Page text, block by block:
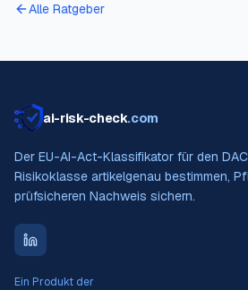
Alle Ratgeber
ai-risk-check.com
Der EU-AI-Act-Klassifikator für den
Risikoklasse artikelgenau bestimmen,
prüfsicheren Nachweis sichern.
Ein Produkt der